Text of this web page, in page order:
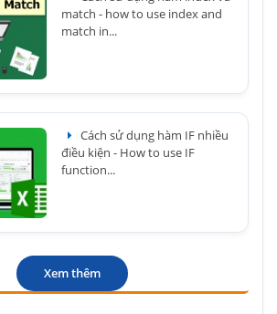
match - how to use index and
match in...
Cách sử dụng hàm IF nhiều
điều kiện - How to use IF
function...
Xem thêm